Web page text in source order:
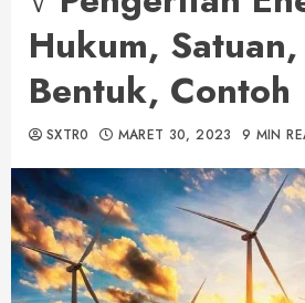
Hukum,
Bentuk, Contoh
SXTR0 MARET 30, 2023 9 MIN